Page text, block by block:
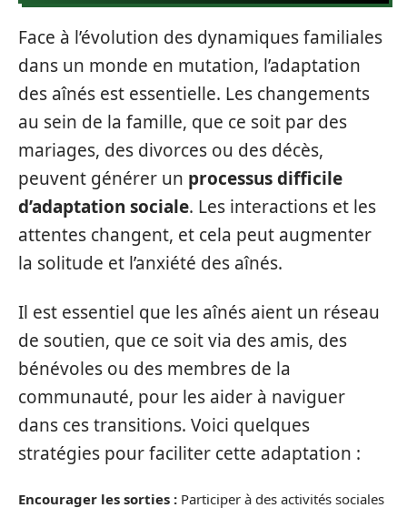
Face à l’évolution des dynamiques familiales
dans un monde en mutation, l’adaptation
des aînés est essentielle. Les changements
au sein de la famille, que ce soit par des
mariages, des divorces ou des décès,
peuvent générer un processus difficile
d’adaptation sociale. Les interactions et les
attentes changent, et cela peut augmenter
la solitude et l’anxiété des aînés.
Il est essentiel que les aînés aient un réseau
de soutien, que ce soit via des amis, des
bénévoles ou des membres de la
communauté, pour les aider à naviguer
dans ces transitions. Voici quelques
stratégies pour faciliter cette adaptation :
Encourager les sorties : Participer à des activités sociales